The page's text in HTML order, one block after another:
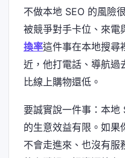
不做本地 SEO 的風險
被競爭對手卡位、來電
換率這件事在本地搜尋
近，他打電話、導航過
比線上購物還低。
要誠實說一件事：本地
的生意效益有限。如果
不會走進來、也沒有服